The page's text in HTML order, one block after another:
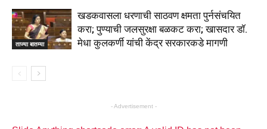
ताज्या बातम्या
खडकवासला धरणाची साठवण क्षमता पुर्नसंचयित
करा; पुण्याची जलसुरक्षा बळकट करा; खासदार डॉ.
मेधा कुलकर्णी यांची केंद्र सरकारकडे मागणी
- Advertisement -